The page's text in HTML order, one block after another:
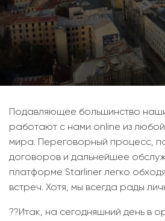
Подавляющее большинство
работают с нами online из
мира. Переговорный процесс,
договоров и дальнейшее
платформе Starliner легко
встреч. Хотя, мы всегда рады
??Итак, на сегодняшний день в